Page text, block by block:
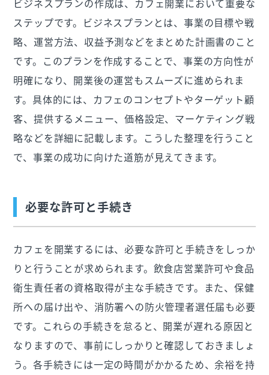
ビジネスプランの作成は、カフェ開業において重要な
ステップです。ビジネスプランとは、事業の目標や戦
略、運営方法、収益予測などをまとめた計画書のこと
です。このプランを作成することで、事業の方向性が
明確になり、開業後の運営もスムーズに進められま
す。具体的には、カフェのコンセプトやターゲット顧
客、提供するメニュー、価格設定、マーケティング戦
略などを詳細に記載します。こうした整理を行うこと
で、事業の成功に向けた道筋が見えてきます。
必要な許可と手続き
カフェを開業するには、必要な許可と手続きをしっか
りと行うことが求められます。飲食店営業許可や食品
衛生責任者の資格取得が主な手続きです。また、保健
所への届け出や、消防署への防火管理者選任届も必要
です。これらの手続きを怠ると、開業が遅れる原因と
なりますので、事前にしっかりと確認しておきましょ
う。各手続きには一定の時間がかかるため、余裕を持